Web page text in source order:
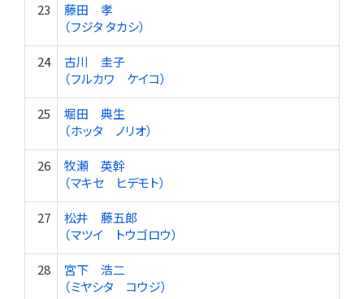
23
藤田 孝
（フジタ タカシ）
24
古川 圭子
（フルカワ ケイコ）
25
堀田 典生
（ホッタ ノリオ）
26
牧瀬 英幹
（マキセ ヒデモト）
27
松井 藤五郎
（マツイ トウゴロウ）
28
宮下 浩二
（ミヤシタ コウジ）